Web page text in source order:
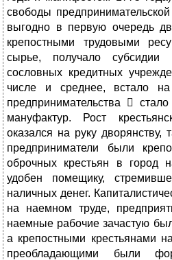
свободы
выгодно в первую очередь
крепостными трудовыми
сырье, получало субсидии
сословных кредитных
числе и среднее, встало на
предпринимательства 
мануфактур. Рост
оказался на руку дворянству,
предприниматели были
оброчных крестьян в город
удобен помещику,
наличных денег.
на наемном труде,
наемные рабочие зачастую
а крепостными крестьянами
преобладающими были